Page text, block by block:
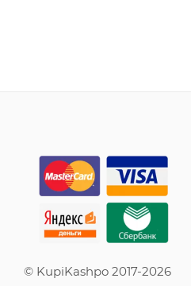
© KupiKashpo 2017-2026